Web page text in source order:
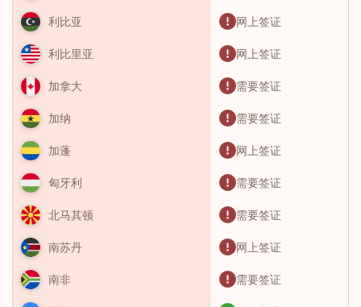
利比亚 网上签证
利比里亚 网上签证
加拿大 需要签证
加纳 需要签证
加蓬 网上签证
匈牙利 需要签证
北马其顿 需要签证
南苏丹 网上签证
南非 需要签证